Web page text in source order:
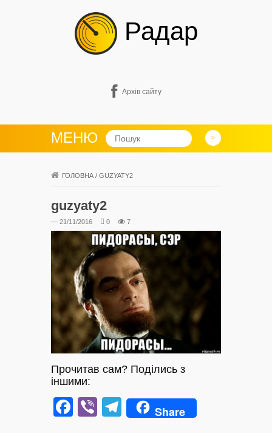
Радар
Архів сайту
МЕНЮ
ГОЛОВНА / GUZYATY2
guzyaty2
— 21/11/2016 0 7
Прочитав сам? Поділись з
іншими:
Facebook
ViberTelegram
Share